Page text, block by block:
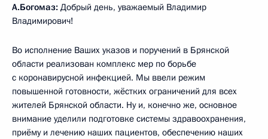
А.Богомаз: Добрый день, уважаемый Владимир
Владимирович!
Во исполнение Ваших указов и поручений в Брянской
области реализован комплекс мер по борьбе
с коронавирусной инфекцией. Мы ввели режим
повышенной готовности, жёстких ограничений для всех
жителей Брянской области. Ну и, конечно же, основное
внимание уделили подготовке системы здравоохранения,
приёму и лечению наших пациентов, обеспечению наших